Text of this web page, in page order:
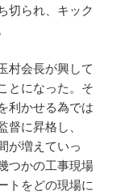
切られ、キック
村会長が興して
とになった。そ
利かせる為では
に昇格し、
が増えていっ
つかの工事現場
トをどの現場に